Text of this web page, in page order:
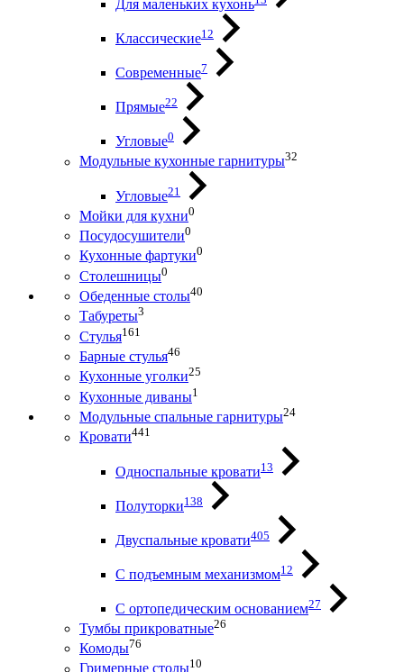
Для маленьких кухонь
Классические12
Современные7
Прямые22
Угловые0
Модульные кухонные гарнитуры32
Угловые21
Мойки для кухни0
Посудосушители0
Кухонные фартуки0
Столешницы0
Обеденные столы40
Табуреты3
Стулья161
Барные стулья46
Кухонные уголки25
Кухонные диваны1
Модульные спальные гарнитуры24
Кровати441
Односпальные кровати13
Полуторки138
Двуспальные кровати405
С подъемным механизмом12
С ортопедическим основанием27
Тумбы прикроватные26
Комоды76
Гримерные столы10